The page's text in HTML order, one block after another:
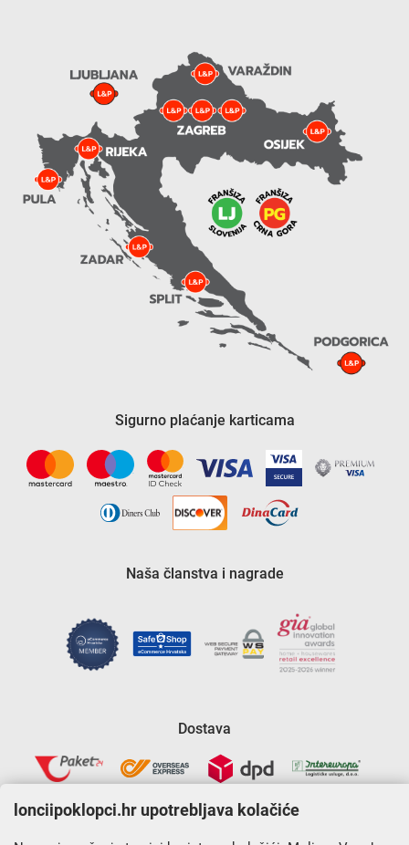
Sigurno plaćanje karticama
Naša članstva i nagrade
Dostava
lonciipoklopci.hr upotrebljava kolačiće